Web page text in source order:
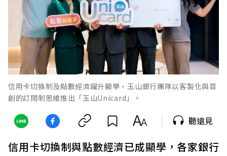
信用卡切換制及點數經濟躍升顯學，玉山銀行團隊以客製化與首
創的訂閱制思維推出「玉山Unicard」。
聽遠見
信用卡切換制與點數經濟已成顯學，各家銀行